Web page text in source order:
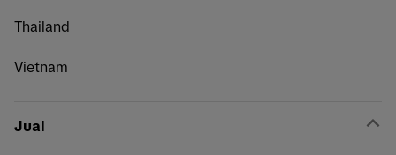
Thailand
Vietnam
Jual